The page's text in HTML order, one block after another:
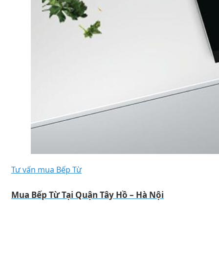
Tư vấn mua Bếp Từ
Mua Bếp Từ Tại Quận Tây Hồ – Hà Nội